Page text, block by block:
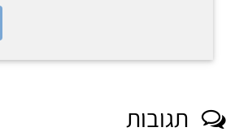
תגובות